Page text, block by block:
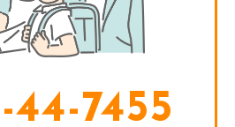
スの新機能，更新情報，キャンペ
他のサービスの案内のメールを送
ーや，不正・不当な目的でサービ
7455